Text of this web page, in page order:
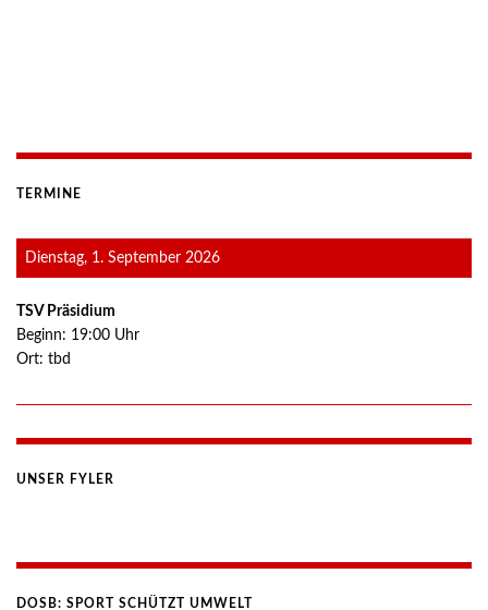
TERMINE
Dienstag, 1. September 2026
TSV Präsidium
Beginn: 19:00 Uhr
Ort: tbd
UNSER FYLER
DOSB: SPORT SCHÜTZT UMWELT